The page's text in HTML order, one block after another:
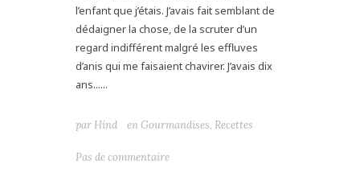
l’enfant que j’étais. J’avais fait semblant de
dédaigner la chose, de la scruter d’un
regard indifférent malgré les effluves
d’anis qui me faisaient chavirer. J’avais dix
ans......
par Hind enGourmandises, Recettes
Pas de commentaire